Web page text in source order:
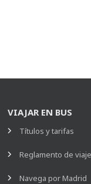
VIAJAR EN BUS
Títulos y tarifas
Reglamento de
Navega por Madrid